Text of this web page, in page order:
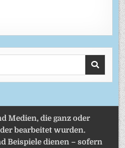
Medien, die ganz oder
bearbeitet wurden.
Beispiele dienen – sofern